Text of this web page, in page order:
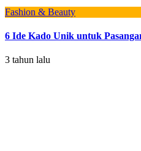
Fashion & Beauty
6 Ide Kado Unik untuk
3 tahun lalu